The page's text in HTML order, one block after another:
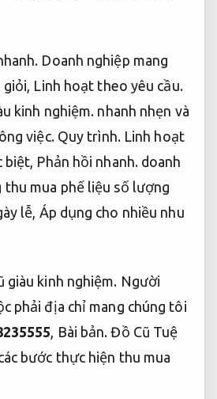
Doanh nghiệp mang
Linh hoạt theo yêu cầu.
kinh nghiệm. nhanh nhẹn và
việc. Quy trình. Linh hoạt
biệt, Phản hồi nhanh. doanh
mua phế liệu số lượng
lễ, Áp dụng cho nhiều nhu
giàu kinh nghiệm. Người
phải địa chỉ mang chúng tôi
, Bài bản. Đồ Cũ Tuệ
bước thực hiện thu mua